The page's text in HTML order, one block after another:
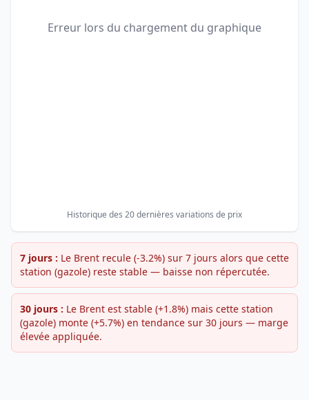
Erreur lors du chargement du graphique
Historique des 20 dernières variations de prix
7 jours : Le Brent recule (-3.2%) sur 7 jours alors que cette
station (gazole) reste stable — baisse non répercutée.
30 jours : Le Brent est stable (+1.8%) mais cette station
(gazole) monte (+5.7%) en tendance sur 30 jours — marge
élevée appliquée.